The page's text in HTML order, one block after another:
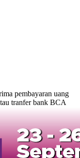
pembayaran uang
tranfer bank BCA